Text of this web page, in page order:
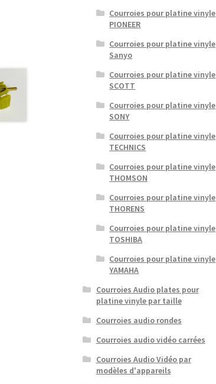
Courroies pour platine vinyle
PIONEER
Courroies pour platine vinyle
Sanyo
Courroies pour platine vinyle
SCOTT
Courroies pour platine vinyle
SONY
Courroies pour platine vinyle
TECHNICS
Courroies pour platine vinyle
THOMSON
Courroies pour platine vinyle
THORENS
Courroies pour platine vinyle
TOSHIBA
Courroies pour platine vinyle
YAMAHA
Courroies Audio plates pour
platine vinyle par taille
Courroies audio rondes
Courroies audio vidéo carrées
Courroies Audio Vidéo par
modèles d'appareils